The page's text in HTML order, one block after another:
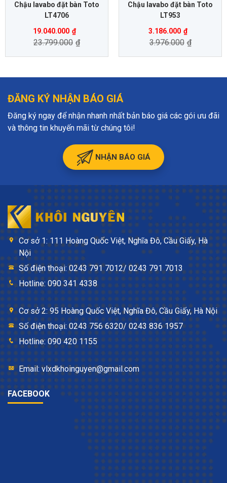
Chậu lavabo đặt bàn Toto
LT4706
19.040.000 ₫
23.799.000 ₫
Chậu lavabo đặt bàn Toto
LT953
3.186.000 ₫
3.976.000 ₫
ĐĂNG KÝ NHẬN BÁO GIÁ
Đăng ký ngay để nhận nhanh nhất bản báo giá các gói ưu đãi
và thông tin khuyến mãi từ chúng tôi!
NHẬN BÁO GIÁ
Cơ sở 1: 111 Hoàng Quốc Việt, Nghĩa Đô, Cầu Giấy, Hà
Nội
Số điện thoại: 0243 791 7012/ 0243 791 7013
Hotline: 090 341 4338
Cơ sở 2: 95 Hoàng Quốc Việt, Nghĩa Đô, Cầu Giấy, Hà Nội
Số điện thoại: 0243 756 6320/ 0243 836 1957
Hotline: 090 420 1155
Email: vlxdkhoinguyen@gmail.com
FACEBOOK